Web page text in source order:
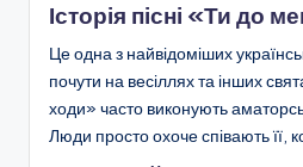
Історія пісні «Ти до
Це одна з найвідоміших
почути на весіллях та інших
ходи» часто виконують
Люди просто охоче співають її,